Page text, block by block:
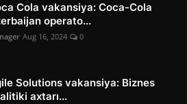
Cola vakansiya: Coca-Cola
operato...
Aug 16, 2024 0
Solutions vakansiya: Biznes
axtarı...